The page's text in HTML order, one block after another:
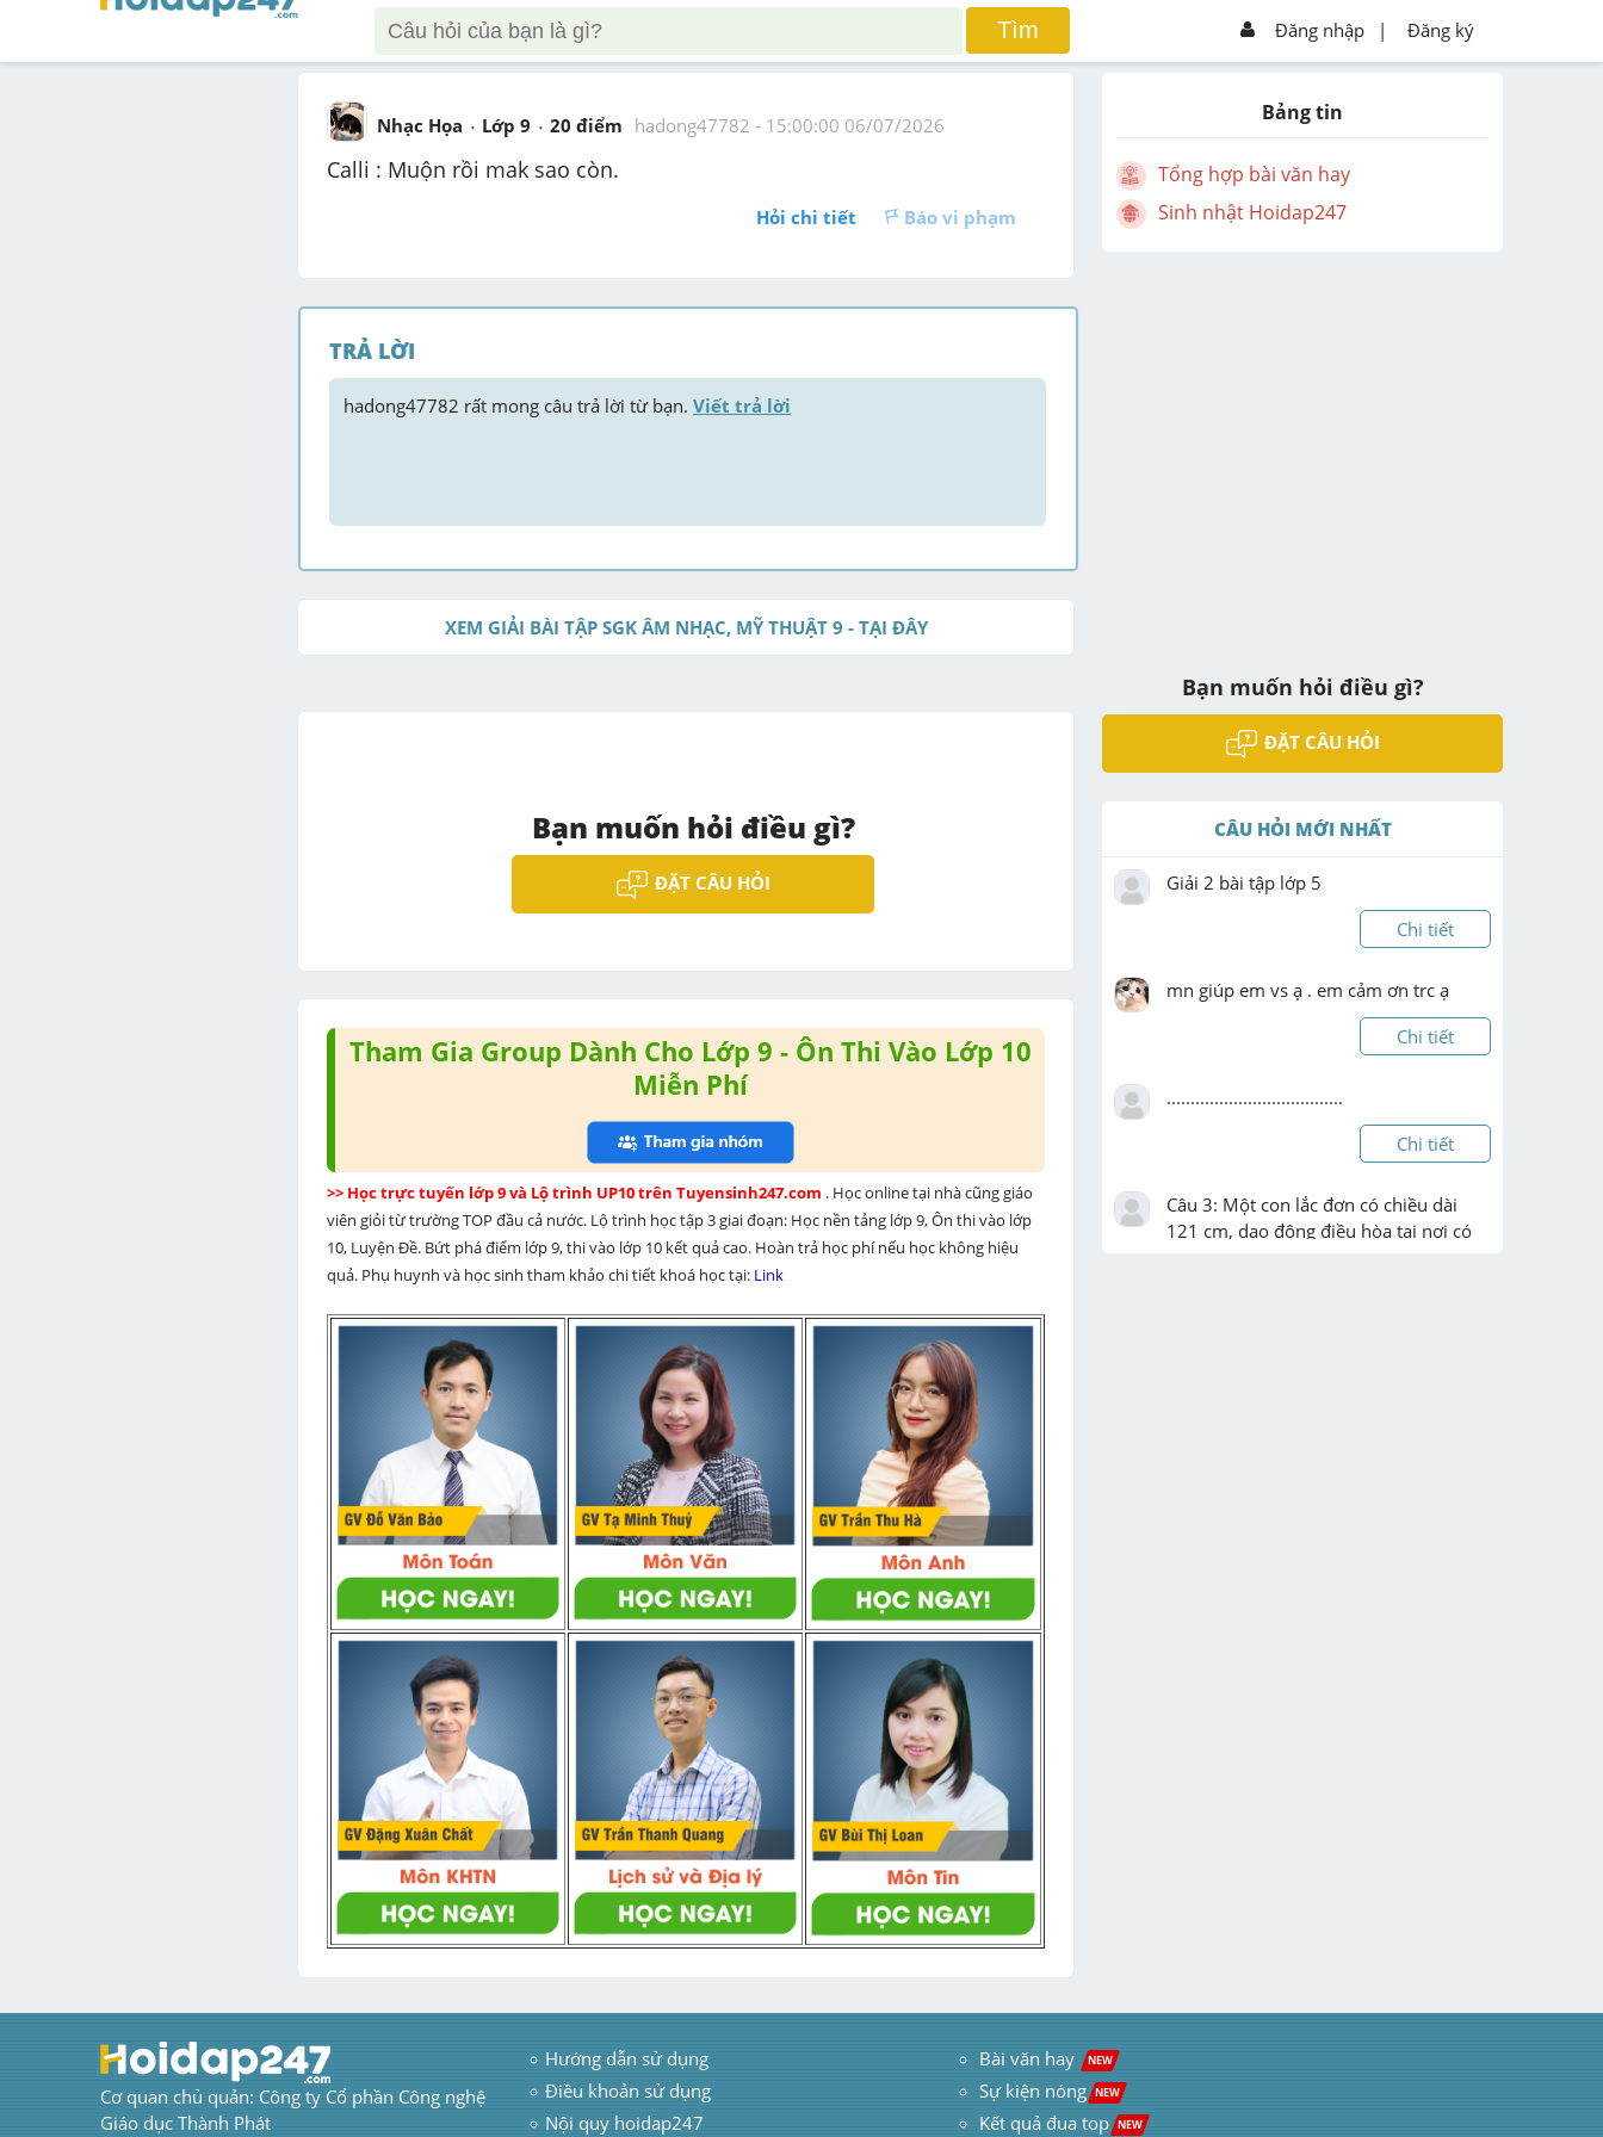
Tìm Đăng nhập | Đăng ký
Nhạc Họa Lớp 9 20 điểm hadong47782 - 15:00:00 06/07/2026
Calli : Muộn rồi mak sao còn.
Hỏi chi tiết Báo vi phạm
TRẢ LỜI
hadong47782 rất mong câu trả lời từ bạn. Viết trả lời
XEM GIẢI BÀI TẬP SGK ÂM NHẠC, MỸ THUẬT 9 - TẠI ĐÂY
Bạn muốn hỏi điều gì?
ĐẶT CÂU HỎI
Tham Gia Group Dành Cho Lớp 9 - Ôn Thi Vào Lớp 10
Miễn Phí
>> Học trực tuyến lớp 9 và Lộ trình UP10 trên Tuyensinh247.com . Học online tại nhà cũng giáo
viên giỏi từ trường TOP đầu cả nước. Lộ trình học tập 3 giai đoạn: Học nền tảng lớp 9, Ôn thi vào lớp
10, Luyện Đề. Bứt phá điểm lớp 9, thi vào lớp 10 kết quả cao. Hoàn trả học phí nếu học không hiệu
quả. Phụ huynh và học sinh tham khảo chi tiết khoá học tại: Link
Bảng tin
Tổng hợp bài văn hay
Sinh nhật Hoidap247
Bạn muốn hỏi điều gì?
ĐẶT CÂU HỎI
CÂU HỎI MỚI NHẤT
Giải 2 bài tập lớp 5
Chi tiết
mn giúp em vs ạ . em cảm ơn trc ạ
Chi tiết
.....................................
Chi tiết
Câu 3: Một con lắc đơn có chiều dài
121 cm, dao động điều hòa tại nơi có
Cơ quan chủ quản: Công ty Cổ phần Công nghệ
Giáo dục Thành Phát
Hướng dẫn sử dụng
Điều khoản sử dụng
Nội quy hoidap247
Bài văn hay NEW
Sự kiện nóng NEW
Kết quả đua top NEW